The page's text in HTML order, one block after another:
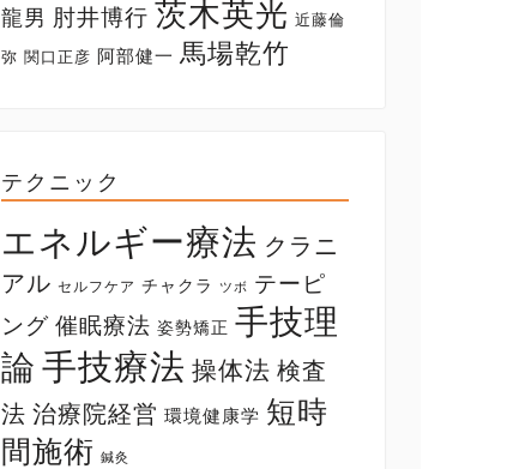
龍男 肘井博行 茨木英光 近藤倫
弥 関口正彦 阿部健一 馬場乾竹
テクニック
エネルギー療法 クラニ
アル セルフケア チャクラ ツボ テーピ
ング 催眠療法 姿勢矯正 手技理
論 手技療法 操体法 検査
法 治療院経営 環境健康学 短時
間施術 鍼灸